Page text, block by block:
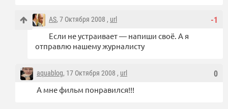
-1
AS, 7 Октября 2008 , url
Если не устраивает — напиши своё. А я
отправлю нашему журналисту
0
aquablog, 17 Октября 2008 , url
А мне фильм понравился!!!